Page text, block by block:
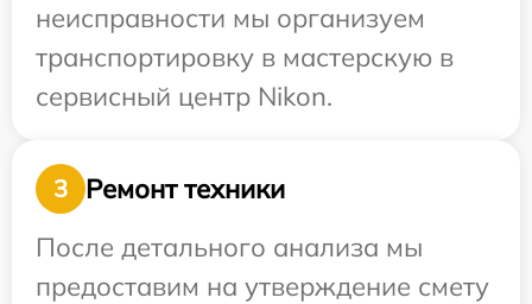
неисправности мы организуем
транспортировку в мастерскую в
сервисный центр Nikon.
3
Ремонт техники
После детального анализа мы
предоставим на утверждение смету